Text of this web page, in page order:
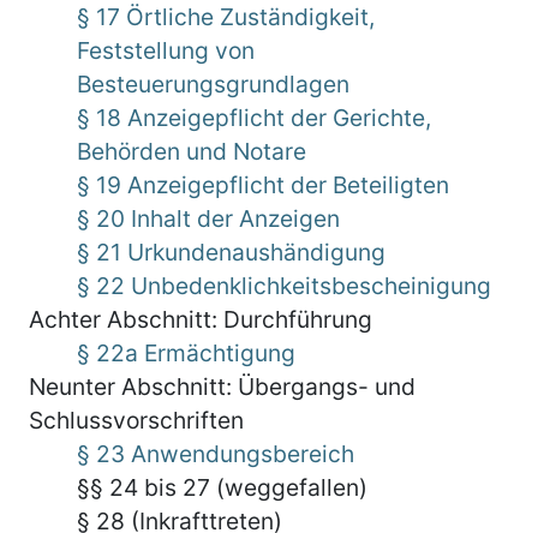
§ 17 Örtliche Zuständigkeit,
Feststellung von
Besteuerungsgrundlagen
§ 18 Anzeigepflicht der Gerichte,
Behörden und Notare
§ 19 Anzeigepflicht der Beteiligten
§ 20 Inhalt der Anzeigen
§ 21 Urkundenaushändigung
§ 22 Unbedenklichkeitsbescheinigung
Achter Abschnitt: Durchführung
§ 22a Ermächtigung
Neunter Abschnitt: Übergangs- und
Schlussvorschriften
§ 23 Anwendungsbereich
§§ 24 bis 27 (weggefallen)
§ 28 (Inkrafttreten)